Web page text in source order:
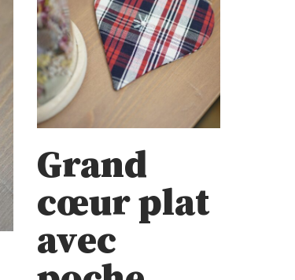
Grand
cœur plat
avec